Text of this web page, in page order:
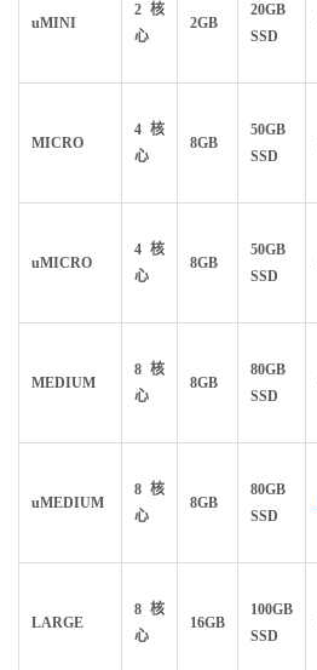
uMINI
2核
心
2GB
20GB
SSD
MICRO
4核
心
8GB
50GB
SSD
uMICRO
4核
心
8GB
50GB
SSD
MEDIUM
8核
心
8GB
80GB
SSD
uMEDIUM
8核
心
8GB
80GB
SSD
LARGE
8核
心
16GB
100GB
SSD